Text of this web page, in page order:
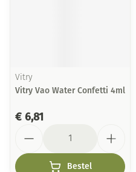
Vitry
Vitry Vao Water Confetti 4ml
€ 6,81
Bestel